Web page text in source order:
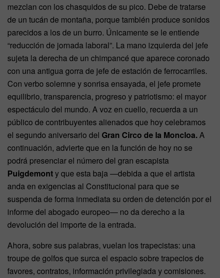
mezclan con los chasquidos de su pico. Debe de tratarse
de un tucán de montaña, porque también produce sonidos
parecidos a los de un burro. Únicamente se le entiende
“reducción de jornada laboral”. La mano izquierda del jefe
sujeta la derecha de un chimpancé que aparece coronado
con una antigua gorra de jefe de estación de ferrocarriles.
Con verbo solemne y sonrisa ensayada, el jefe promete
equilibrio, transparencia, progreso y patriotismo: el mayor
espectáculo del mundo. A voz en cuello, recuerda a un
público de contribuyentes alienados que hoy celebramos
el segundo aniversario del Gran Circo de la Moncloa. A
continuación, advierte que en la función de hoy no se
podrá presenciar el número del gran escapista
Puigdemonty que esta baja —debida a que el artista
anda en exigencias al Constitucional para que se
suspenda de forma inmediata su orden de detención por el
informe del abogado europeo— no da derecho a la
devolución del importe de la entrada.
Ahora, sobre sus palabras, vuelan los trapecistas: una
troupe de golfos que surca el espacio sobre trapecios de
favores, contratos, información privilegiada y comisiones.